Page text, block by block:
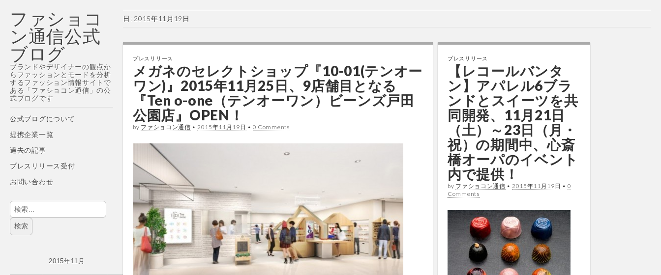
ファショコ
ン通信公式
ブログ
ブランドやデザイナーの観点か
らファッションとモードを分析
するファッション情報サイトで
ある「ファショコン通信」の公
式ブログです
Main
menu
Skip
content
公式ブログについて
提携企業一覧
過去の記事
プレスリリース受付
お問い合わせ
検
索:
2015年11月
日: 2015年11月19日
プレスリリース
メガネのセレクトショップ『10-01(テンオー
ワン)』2015年11月25日、9店舗目となる
『Ten o-one（テンオーワン）ビーンズ戸田
公園店』OPEN！
by ファショコン通信 • 2015年11月19日 • 0 Comments
プレスリリース
【レコールバンタ
ン】アパレル6ブラ
ンドとスイーツを共
同開発、11月21日
（土）～23日（月・
祝）の期間中、心斎
橋オーパのイベント
内で提供！
by ファショコン通信 • 2015年11月19日 • 0
Comments